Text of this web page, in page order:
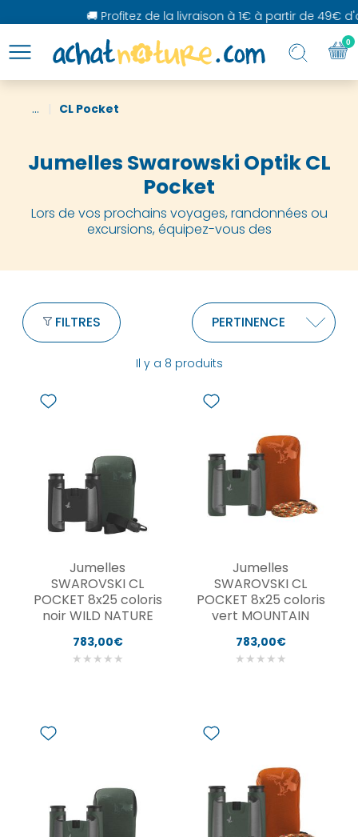
🚚 Profitez de la livraison à 1€ à partir de 49€
... CL Pocket
Jumelles Swarowski Optik CL
Pocket
Lors de vos prochains voyages, randonnées ou
excursions, équipez-vous des
Il y a 8 produits
FILTRES
Jumelles
SWAROVSKI CL
POCKET 8x25 coloris
noir WILD NATURE
783,00€
★ ★ ★ ★ ★
Jumelles
SWAROVSKI CL
POCKET 8x25 coloris
vert MOUNTAIN
783,00€
★ ★ ★ ★ ★
0